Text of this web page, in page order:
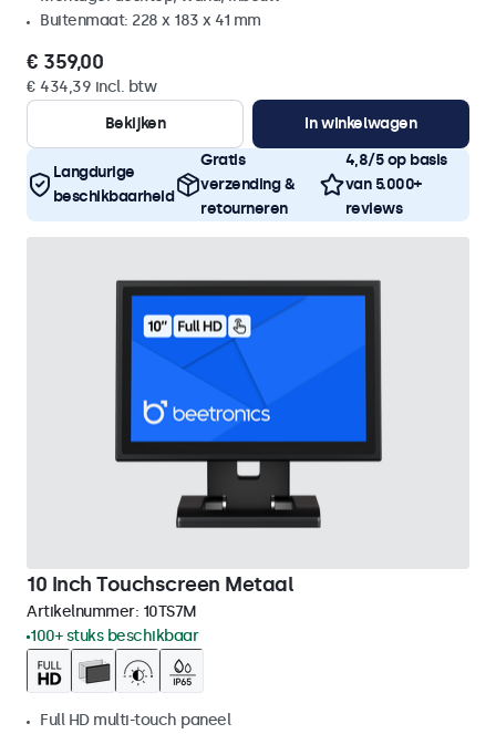
Buitenmaat: 228 x 183 x 41 mm
€ 359,00
€ 434,39 incl. btw
Bekijken
In winkelwagen
Langdurige
beschikbaarheid
Gratis
verzending &
retourneren
4,8/5 op basis
van 5.000+
reviews
10 Inch Touchscreen Metaal
Artikelnummer: 10TS7M
100+ stuks beschikbaar
Full HD multi-touch paneel